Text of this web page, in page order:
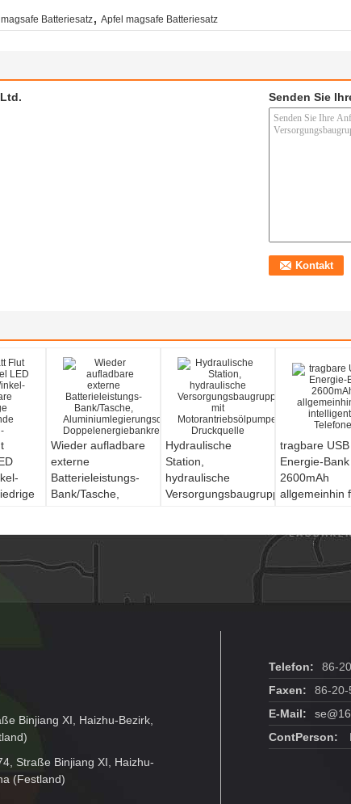
magsafe Batteriesatz, Apfel magsafe Batteriesatz
Senden Sie
Wieder aufladbare
externe
Batterieleistungs-
Bank/Tasche,
Hydraulische
Station,
hydraulische
Versorgungsbaugruppe
tragbare USB
Energie-Bank
2600mAh
allgemeinhin
Binjiang XI, Haizhu-Bezirk,
Straße Binjiang XI, Haizhu-
(Festland)
Telefon:
86-
Faxen:
86-20-
E-Mail:
ContPerson: